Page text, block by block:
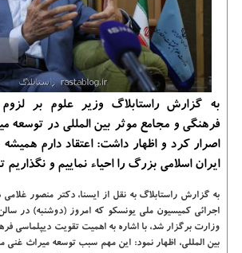
به گزارش راستابلاگ وزیر علوم بر
فرهنگی و مجامع موثر بین المللی در توسعه
اصرار كرد و اظهار داشت: اعتقاد دارم همیشه
ایران اسلامی بزرگ را احیاء نماییم و
به گزارش راستابلاگ به نقل از ایسنا،دکتر منصور
اجرائی کمیسیون ملی یونسکو که امروز (دوشنبه) در
وزارت برگزار شد، با اشاره به اهمیت تقویت دیپلماسی
بین المللی، اظهار نمود: این مهم سبب توسعه میراث غنی